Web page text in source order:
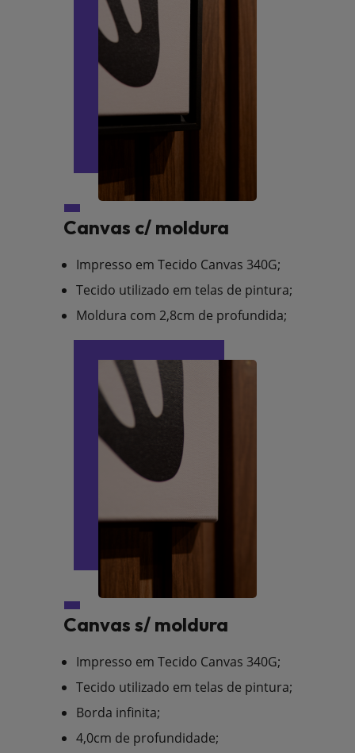
Canvas c/ moldura
Impresso em Tecido Canvas 340G;
Tecido utilizado em telas de pintura;
Moldura com 2,8cm de profundida;
Canvas s/ moldura
Impresso em Tecido Canvas 340G;
Tecido utilizado em telas de pintura;
Borda infinita;
4,0cm de profundidade;